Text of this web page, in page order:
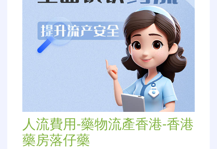
人流費用-藥物流產香港-香港
藥房落仔藥